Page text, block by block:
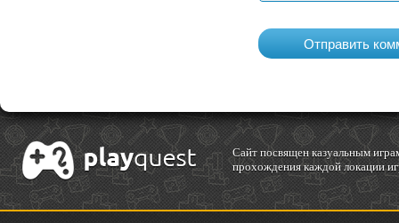
Cайт посвящен казуальным
прохождения каждой локации